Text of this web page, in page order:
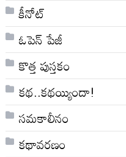
కీనోట్
ఓపెన్ పేజీ
కొత్త పుస్తకం
కథ..కథయ్యిందా!
సమకాలీనం
కథావరణం